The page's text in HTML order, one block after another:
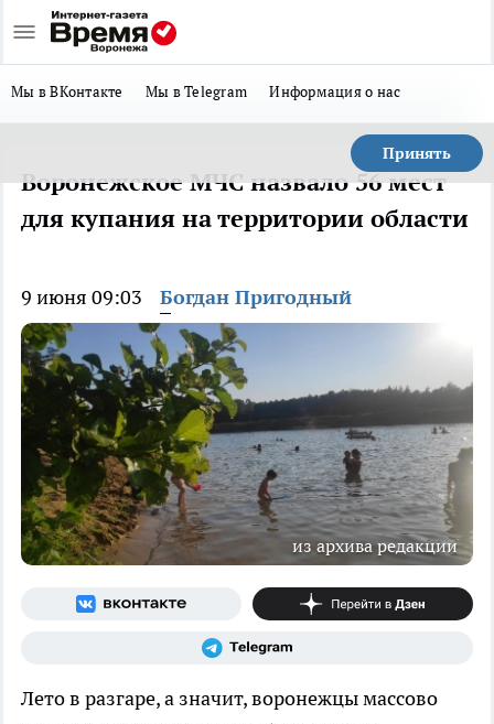
Мы в ВКонтакте Мы в Telegram Информация о нас
Принять
Воронежское МЧС назвало 56 мест
для купания на территории области
9 июня 09:03 Богдан Пригодный
из архива редакции
Лето в разгаре, а значит, воронежцы массово